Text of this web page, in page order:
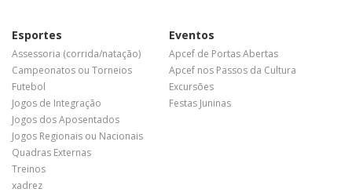
Esportes
Assessoria (corrida/natação)
Campeonatos ou Torneios
Futebol
Jogos de Integração
Jogos dos Aposentados
Jogos Regionais ou Nacionais
Quadras Externas
Treinos
xadrez
Eventos
Apcef de Portas Abertas
Apcef nos Passos da Cultura
Excursões
Festas Juninas